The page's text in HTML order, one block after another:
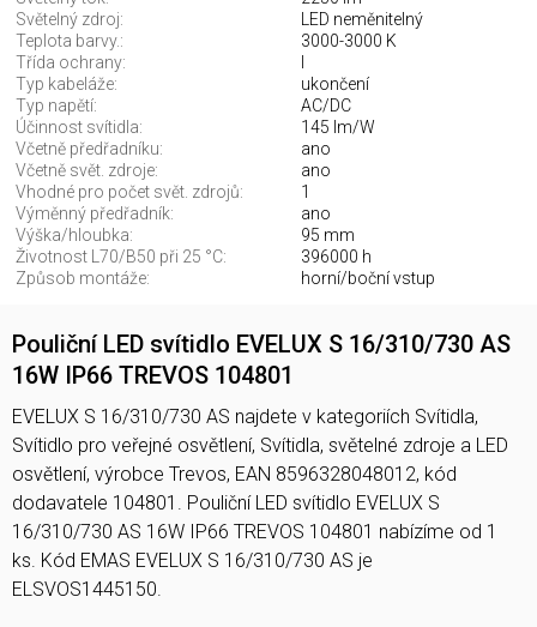
Světelný zdroj:
LED neměnitelný
Teplota barvy.:
3000-3000 K
Třída ochrany:
Typ kabeláže:
ukončení
Typ napětí:
AC/DC
Účinnost svítidla:
145 lm/W
Včetně předřadníku:
ano
Včetně svět. zdroje:
ano
Vhodné pro počet svět. zdrojů:
1
Výměnný předřadník:
ano
Výška/hloubka:
95 mm
Životnost L70/B50 při 25 °C:
396000 h
Způsob montáže:
horní/boční vstup
Pouliční LED svítidlo EVELUX S 16/310/730 AS
16W IP66 TREVOS 104801
EVELUX S 16/310/730 AS najdete v kategoriích Svítidla,
Svítidlo pro veřejné osvětlení, Svítidla, světelné zdroje a LED
osvětlení, výrobce Trevos, EAN 8596328048012, kód
dodavatele 104801. Pouliční LED svítidlo EVELUX S
16/310/730 AS 16W IP66 TREVOS 104801 nabízíme od 1
ks. Kód EMAS EVELUX S 16/310/730 AS je
ELSVOS1445150.